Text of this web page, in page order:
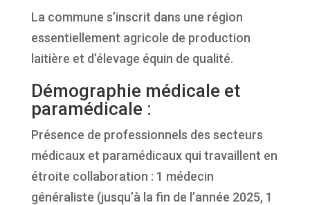
La commune s’inscrit dans une région
essentiellement agricole de production
laitière et d’élevage équin de qualité.
Démographie médicale et
paramédicale :
Présence de professionnels des secteurs
médicaux et paramédicaux qui travaillent en
étroite collaboration : 1 médecin
généraliste (jusqu’à la fin de l’année 2025, 1